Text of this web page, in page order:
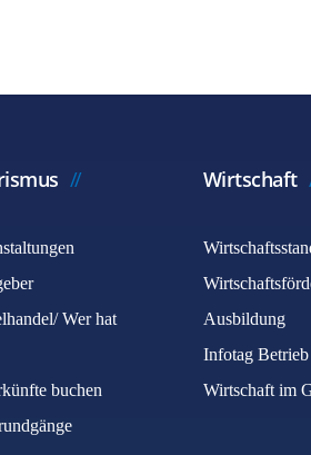
Wer hat
buchen
Wirtschaft
Ausbildung
Infotag
Wirtschaft im